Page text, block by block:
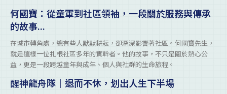
何國寶：從童軍到社區領袖，一段關於服務與傳承
的故事...
在城市轉角處，總有些人默默耕耘，卻深深影響著社區。何國寶先生，
就是這樣一位扎根社區多年的實幹者。他的故事，不只是關於熱心公
益，更是一段跨越童年與成年、個人與社群的生命旅程。
醒神龍舟隊｜退而不休，划出人生下半場